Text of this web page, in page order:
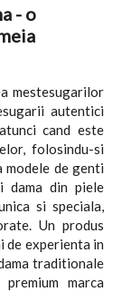
- o
mestesugarilor
autentici
cand este
folosindu-si
de genti
dama din piele
si speciala,
Un produs
de experienta in
traditionale
marca